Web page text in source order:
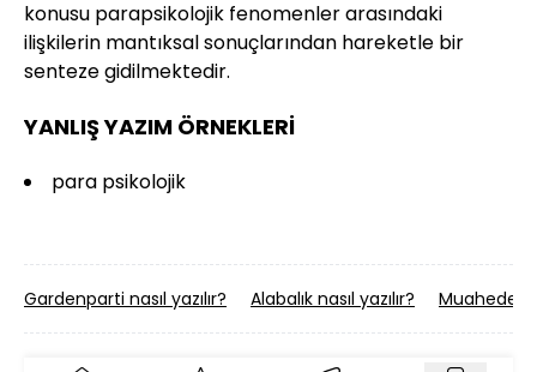
konusu parapsikolojik fenomenler arasındaki
ilişkilerin mantıksal sonuçlarından hareketle bir
senteze gidilmektedir.
YANLIŞ YAZIM ÖRNEKLERİ
para psikolojik
Gardenparti nasıl yazılır? Alabalık nasıl yazılır? Muahede